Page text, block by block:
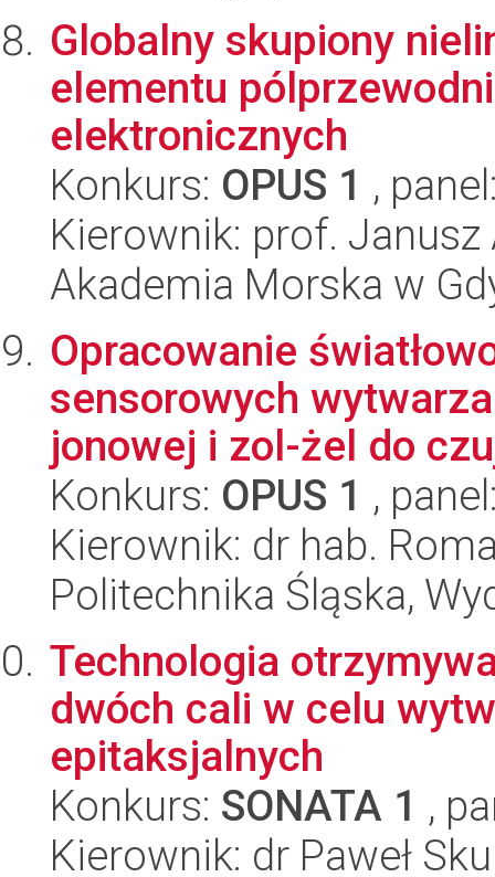
Globalny skupiony
elementu
elektronicznych
Konkurs: OPUS 1 ,
Kierownik: prof.
Akademia Morska w
Opracowanie
sensorowych
jonowej i zol-żel do
Konkurs: OPUS 1 ,
Kierownik: dr hab.
Politechnika Śląska,
Technologia
dwóch cali w celu
epitaksjalnych
Konkurs: SONATA 1 ,
Kierownik: dr Paweł